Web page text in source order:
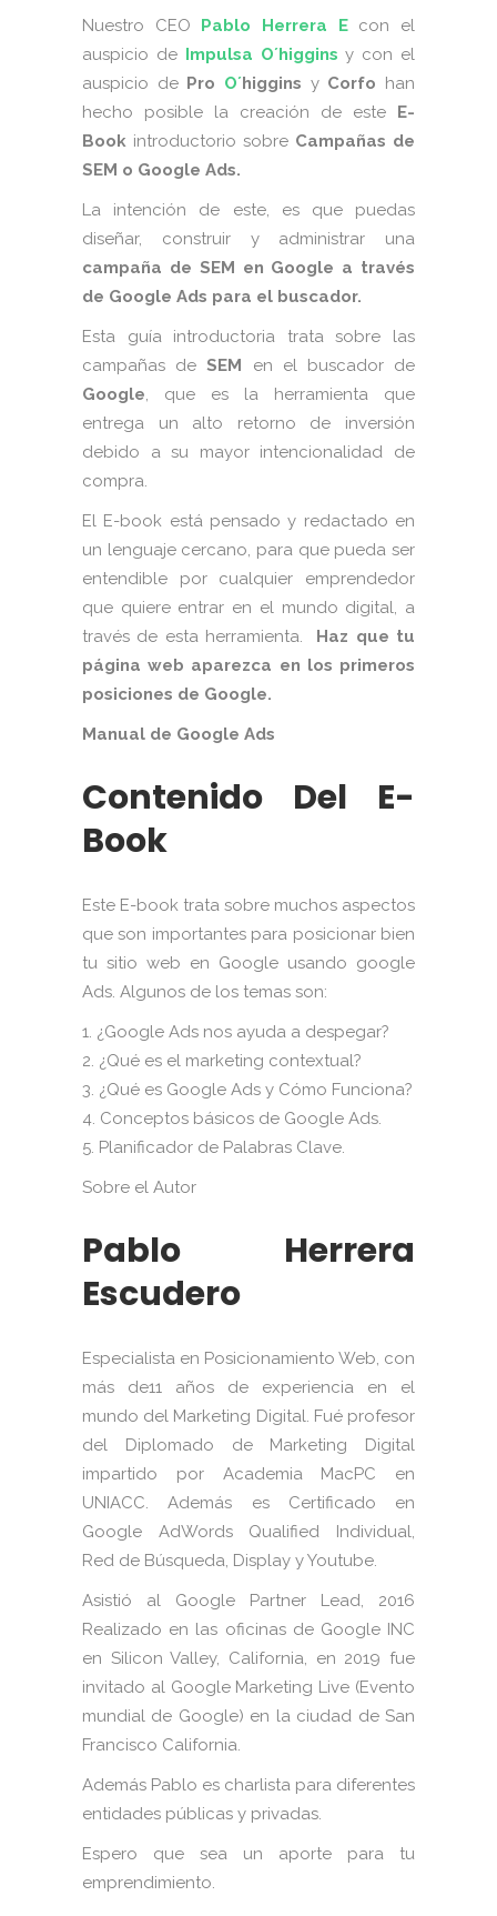
Nuestro CEO Pablo Herrera Econ el
auspicio de
Impulsa O´higgins y con el
auspicio de Pro O´ higgins y Corfo han
hecho posible la creación de este
E-
Book introductorio sobre Campañas de
SEM o Google Ads.
La intención de este, es que puedas
diseñar, construir y administrar una
campaña de SEM en Google a través
de Google Ads para el buscador.
Esta guía introductoria trata sobre las
campañas deSEM
en el buscador de
Google, que es la herramienta que
entrega un alto retorno de inversión
debido a su mayor intencionalidad de
compra.
El E-book está pensado y redactado en
un lenguaje cercano, para que pueda ser
entendible por cualquier emprendedor
que quiere entrar en el mundo digital, a
través de esta herramienta.
Haz que tu
página web aparezca en los primeros
posiciones de Google.
Manual de Google Ads
Contenido Del E-
Book
Este E-book trata sobre muchos aspectos
que son importantes para posicionar bien
tu sitio web en Google usando google
Ads. Algunos de los temas son:
1. ¿Google Ads nos ayuda a despegar?
2. ¿Qué es el marketing contextual?
3. ¿Qué es Google Ads y Cómo Funciona?
4. Conceptos básicos de Google Ads.
5. Planificador de Palabras Clave.
Sobre el Autor
Pablo Herrera
Escudero
Especialista en Posicionamiento Web, con
más de11 años de experiencia en el
mundo del Marketing Digital. Fué profesor
del Diplomado de Marketing Digital
impartido por Academia MacPC en
UNIACC. Además es Certificado en
Google AdWords Qualified Individual,
Red de Búsqueda, Display y Youtube.
Asistió al Google Partner Lead, 2016
Realizado en las oficinas de Google INC
en Silicon Valley, California, en 2019 fue
invitado al Google Marketing Live (Evento
mundial de Google) en la ciudad de San
Francisco California.
Además Pablo es charlista para diferentes
entidades públicas y privadas.
Espero que sea un aporte para tu
emprendimiento.